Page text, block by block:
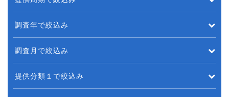
調査年で絞込み
調査月で絞込み
提供分類１で絞込み